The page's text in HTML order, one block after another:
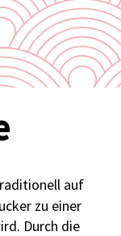
auf
zu einer
Durch die